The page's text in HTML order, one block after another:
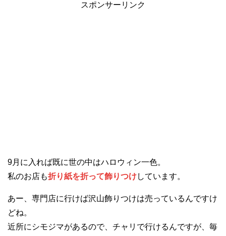
スポンサーリンク
9月に入れば既に世の中はハロウィン一色。
私のお店も折り紙を折って飾りつけしています。
あー、専門店に行けば沢山飾りつけは売っているんですけ
どね。
近所にシモジマがあるので、チャリで行けるんですが、毎